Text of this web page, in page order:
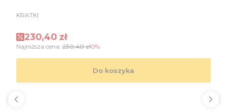
PRODUCENT
KRATKI
Cena promocyjna
230,40 zł
Najniższa cena: 230,40 zł0%
Do koszyka